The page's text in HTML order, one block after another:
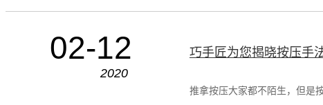
02-12
2020
巧手匠为您揭晓按压手
推拿按压大家都不陌生，但是